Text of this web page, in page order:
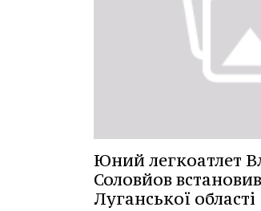
Юний легкоатлет
Соловйов
Луганської області